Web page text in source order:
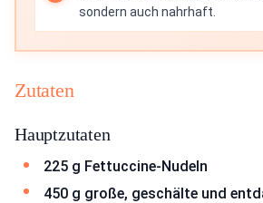
sondern auch nahrhaft.
Zutaten
Hauptzutaten
225 g Fettuccine-Nudeln
450 g große, geschälte und